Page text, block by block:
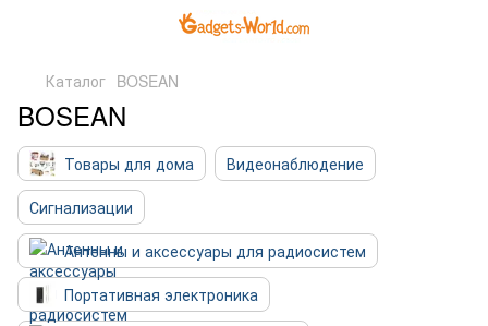
Каталог BOSEAN
BOSEAN
Товары для дома
Видеонаблюдение
Сигнализации
Антенны и аксессуары для радиосистем
Портативная электроника